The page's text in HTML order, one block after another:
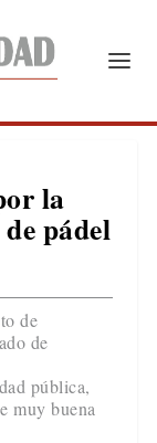
la
pádel
de
de
pública,
muy buena